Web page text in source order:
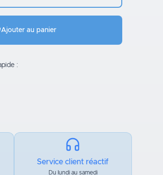
Ajouter au panier
:
Service client réactif
Du lundi au samedi